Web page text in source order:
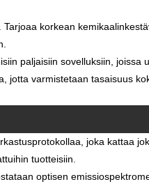
korkean
paljaisiin sovelluksiin, joissa
jotta varmistetaan tasaisuus
joka kattaa
tuotteisiin.
optisen